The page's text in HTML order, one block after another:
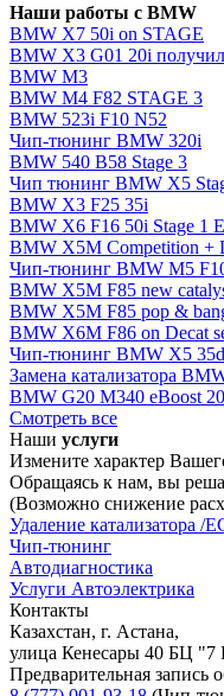
Наши работы с BMW
BMW X7 50i on STAGE
BMW X3 G01 20i
BMW M3
BMW M4 F82 STAGE 3
BMW 523i F10 N52
Чип-тюнинг BMW 320i
BMW 540 B58 Stage 3
Чип тюнинг BMW X5
BMW X3 F25 35i
BMW X6 F16 50i Stage 1
BMW X5M Competition +
Чип-тюнинг BMW M5
BMW X5M F85 new
BMW X5M F85 pop &
BMW X6M F86 on Decat
Чип-тюнинг BMW X5 35d
Замена катализатора
BMW G20 M340 eBoost
Смотреть все
Наши услуги
Измените характер
Обращаясь к нам, вы
(Возможно снижение
Удаление катализатора /
Чип-тюнинг
Автодиагностика
Услуги Автоэлектрика
Контакты
Казахстан, г. Астана,
улица Кенесары 40 БЦ "7
Предварительная запись